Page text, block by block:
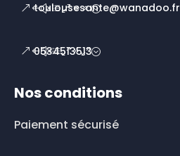
toulousesante@wanadoo.fr
0534513513
Nos conditions
Paiement sécurisé